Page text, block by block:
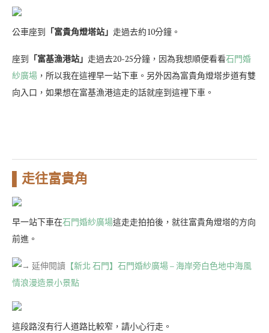
公車座到 「富貴角燈塔站」 走過去約10分鐘。
座到 「富基漁港站」 走過去20-25分鐘，因為我想順便看看石門婚
紗廣場 ，所以我在這裡早一站下車。另外因為富貴角燈塔步道有雙
向入口，如果想在富基漁港這走的話就座到這裡下車。
▌走往富貴角
早一站下車在石門婚紗廣場這走走拍拍後，就往富貴角燈塔的方向
前進。
→ 延伸閱讀 【新北 石門】石門婚紗廣場 – 海岸旁白色地中海風
情浪漫造景小景點
這段路沒有行人道路比較窄，請小心行走。